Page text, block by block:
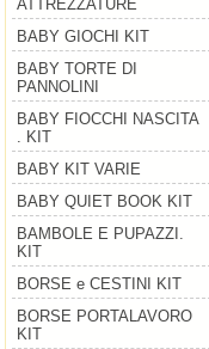
ATTREZZATURE
BABY GIOCHI KIT
BABY TORTE DI
PANNOLINI
BABY FIOCCHI NASCITA
. KIT
BABY KIT VARIE
BABY QUIET BOOK KIT
BAMBOLE E PUPAZZI.
KIT
BORSE e CESTINI KIT
BORSE PORTALAVORO
KIT